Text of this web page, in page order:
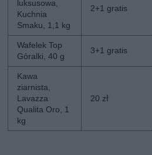
luksusowa,
Kuchnia
Smaku, 1,1 kg
2+1 gratis
Wafelek Top
Góralki, 40 g
3+1 gratis
Kawa
ziarnista,
Lavazza
Qualita Oro, 1
kg
20 zł